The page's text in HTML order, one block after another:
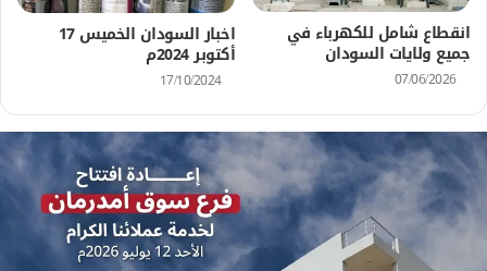
انقطاع شامل للكهرباء في
جميع ولايات السودان
07/06/2026
اخبار السودان الخميس 17
أكتوبر 2024م
17/10/2024